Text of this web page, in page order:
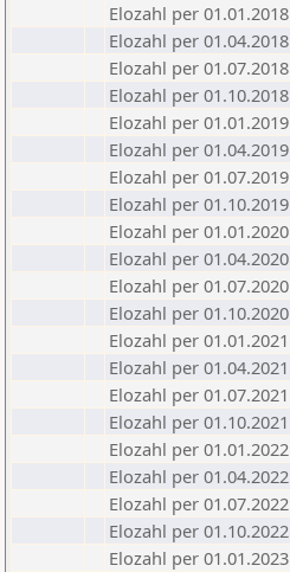
Elozahl per 01.01.2018
Elozahl per 01.04.2018
Elozahl per 01.07.2018
Elozahl per 01.10.2018
Elozahl per 01.01.2019
Elozahl per 01.04.2019
Elozahl per 01.07.2019
Elozahl per 01.10.2019
Elozahl per 01.01.2020
Elozahl per 01.04.2020
Elozahl per 01.07.2020
Elozahl per 01.10.2020
Elozahl per 01.01.2021
Elozahl per 01.04.2021
Elozahl per 01.07.2021
Elozahl per 01.10.2021
Elozahl per 01.01.2022
Elozahl per 01.04.2022
Elozahl per 01.07.2022
Elozahl per 01.10.2022
Elozahl per 01.01.2023